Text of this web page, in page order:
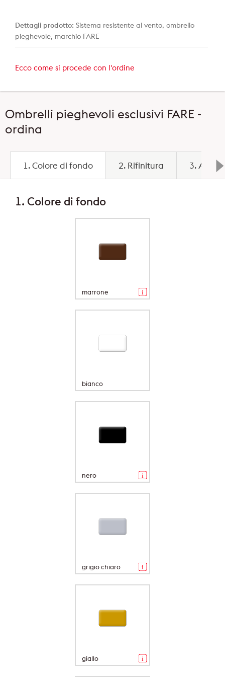
Dettagli prodotto: Sistema resistente al vento, ombrello
pieghevole, marchio FARE
Ecco come si procede con l'ordine
Ombrelli pieghevoli esclusivi FARE -
ordina
1. Colore di fondo 2. Rifinitura 3. Area
1. Colore di fondo
marrone
bianco
nero
grigio chiaro
giallo